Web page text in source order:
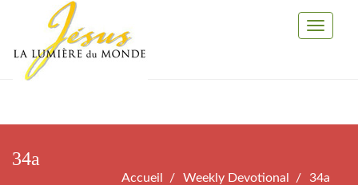
Toggle
34a
Accueil Weekly Devotional 34a